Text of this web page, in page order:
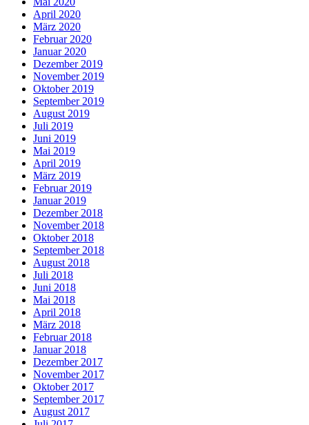
April 2020
März 2020
Februar 2020
Januar 2020
Dezember 2019
November 2019
Oktober 2019
September 2019
August 2019
Juli 2019
Juni 2019
Mai 2019
April 2019
März 2019
Februar 2019
Januar 2019
Dezember 2018
November 2018
Oktober 2018
September 2018
August 2018
Juli 2018
Juni 2018
Mai 2018
April 2018
März 2018
Februar 2018
Januar 2018
Dezember 2017
November 2017
Oktober 2017
September 2017
August 2017